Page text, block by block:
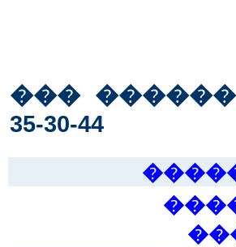
���
35-30-44